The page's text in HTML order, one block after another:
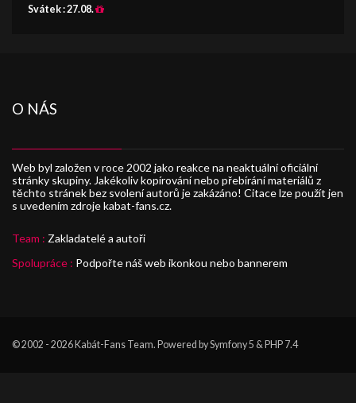
Svátek :27.08.
O NÁS
Web byl založen v roce 2002 jako reakce na neaktuální oficiální
stránky skupiny. Jakékoliv kopírování nebo přebírání materiálů z
těchto stránek bez svolení autorů je zakázáno! Citace lze použít jen
s uvedením zdroje kabat-fans.cz.
Team : Zakladatelé a autoři
Spolupráce : Podpořte náš web ikonkou nebo bannerem
© 2002 - 2026 Kabát-Fans Team. Powered by Symfony 5 & PHP 7.4